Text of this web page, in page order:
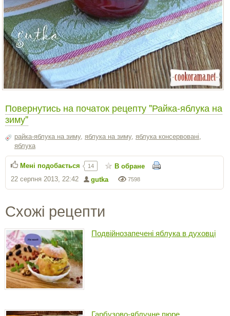
Повернутись на початок рецепту "Райка-яблука на
зиму"
райка-яблука на зиму, яблука на зиму, яблука консервовані
яблука
7598
gutka
22 серпня 2013, 22:42
Мені подобається 14 В обране
Схожі рецепти
Подвійнозапечені яблука в духовці
Гарбузово-яблучне пюре